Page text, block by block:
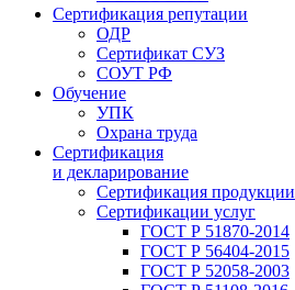
Сертификация репутации
ОДР
Сертификат СУЗ
СОУТ РФ
Обучение
УПК
Охрана труда
Сертификация
и декларирование
Сертификация продукции
Сертификации услуг
ГОСТ Р 51870-2014
ГОСТ Р 56404-2015
ГОСТ Р 52058-2003